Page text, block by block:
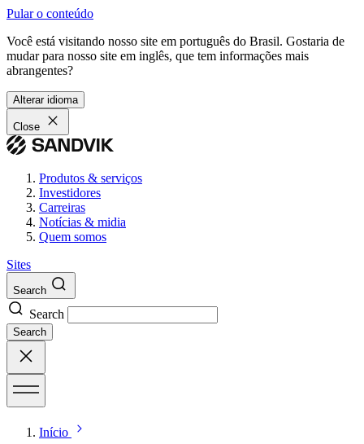
Pular o conteúdo
Você está visitando nosso site em português do Brasil. Gostaria de
mudar para nosso site em inglês, que tem informações mais
abrangentes?
Alterar idioma
Close
Produtos & serviços
Investidores
Carreiras
Notícias & midia
Quem somos
Sites
Search
Search
Search
Início